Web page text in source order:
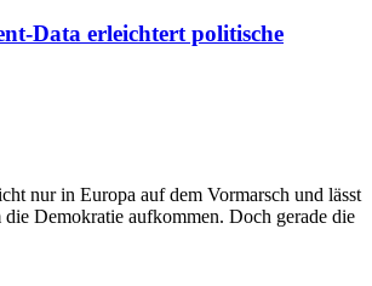
Data erleichtert politische
nur in Europa auf dem Vormarsch und lässt
Demokratie aufkommen. Doch gerade die